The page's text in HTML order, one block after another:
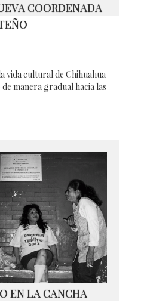
COORDENADA
vida cultural de Chihuahua
manera gradual hacia las
EN LA CANCHA